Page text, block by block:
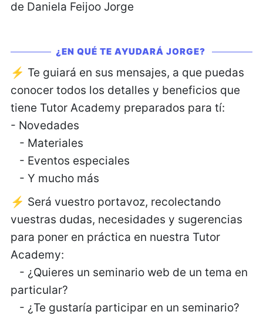
de Daniela Feijoo Jorge
¿EN QUÉ TE AYUDARÁ JORGE?
⚡ Te guiará en sus mensajes, a que puedas
conocer todos los detalles y beneficios que
tiene Tutor Academy preparados para tí:
- Novedades
- Materiales
- Eventos especiales
- Y mucho más
⚡ Será vuestro portavoz, recolectando
vuestras dudas, necesidades y sugerencias
para poner en práctica en nuestra Tutor
Academy:
- ¿Quieres un seminario web de un tema en
particular?
- ¿Te gustaría participar en un seminario?